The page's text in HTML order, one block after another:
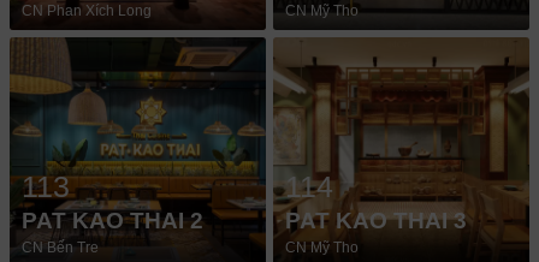
CN Phan Xích Long CN Mỹ Tho
113
PAT KAO THAI 2
CN Bến Tre
114
PAT KAO THAI 3
CN Mỹ Tho